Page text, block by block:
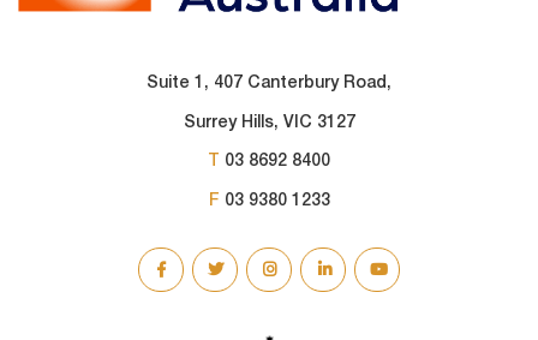
Suite 1, 407 Canterbury Road,
Surrey Hills, VIC 3127
T 03 8692 8400
F 03 9380 1233